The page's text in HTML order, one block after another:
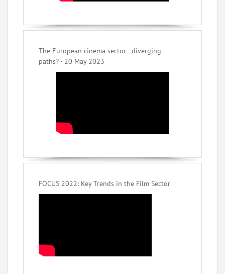
The European cinema sector - diverging
paths? - 20 May 2023
FOCUS 2022: Key Trends in the Film Sector